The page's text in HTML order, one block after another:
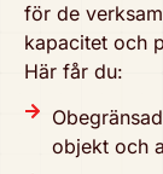
för de
kapacitet och
Här får du:
objekt och